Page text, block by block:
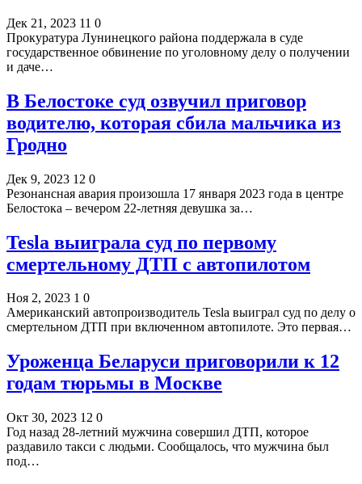
Дек 21, 2023 11 0
Прокуратура Лунинецкого района поддержала в суде
государственное обвинение по уголовному делу о получении
и даче…
В Белостоке суд озвучил приговор
водителю, которая сбила мальчика из
Гродно
Дек 9, 2023 12 0
Резонансная авария произошла 17 января 2023 года в центре
Белостока – вечером 22-летняя девушка за…
Tesla выиграла суд по первому
смертельному ДТП с автопилотом
Ноя 2, 2023 1 0
Американский автопроизводитель Tesla выиграл суд по делу о
смертельном ДТП при включенном автопилоте. Это первая…
Уроженца Беларуси приговорили к 12
годам тюрьмы в Москве
Окт 30, 2023 12 0
Год назад 28-летний мужчина совершил ДТП, которое
раздавило такси с людьми. Сообщалось, что мужчина был
под…